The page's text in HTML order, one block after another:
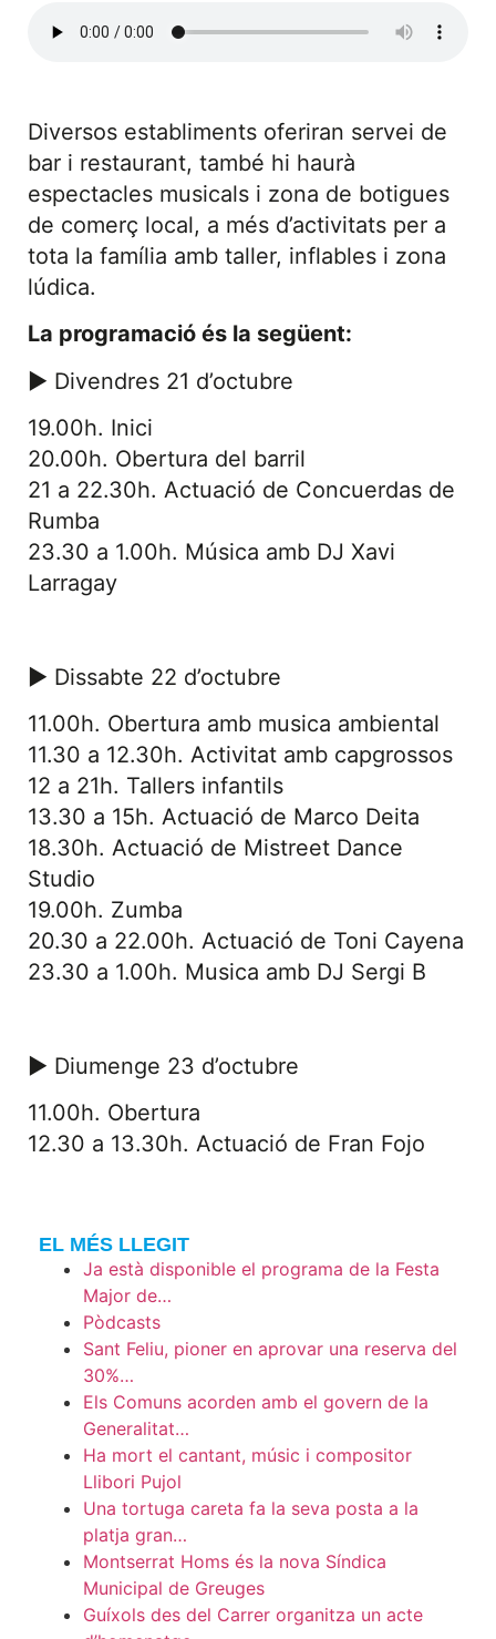
Diversos establiments oferiran servei de
bar i restaurant, també hi haurà
espectacles musicals i zona de botigues
de comerç local, a més d’activitats per a
tota la família amb taller, inflables i zona
lúdica.
La programació és la següent:
► Divendres 21 d’octubre
19.00h. Inici
20.00h. Obertura del barril
21 a 22.30h. Actuació de Concuerdas de
Rumba
23.30 a 1.00h. Música amb DJ Xavi
Larragay
► Dissabte 22 d’octubre
11.00h. Obertura amb musica ambiental
11.30 a 12.30h. Activitat amb capgrossos
12 a 21h. Tallers infantils
13.30 a 15h. Actuació de Marco Deita
18.30h. Actuació de Mistreet Dance
Studio
19.00h. Zumba
20.30 a 22.00h. Actuació de Toni Cayena
23.30 a 1.00h. Musica amb DJ Sergi B
► Diumenge 23 d’octubre
11.00h. Obertura
12.30 a 13.30h. Actuació de Fran Fojo
EL MÉS LLEGIT
Ja està disponible el programa de la Festa
Major de…
Pòdcasts
Sant Feliu, pioner en aprovar una reserva del
30%…
Els Comuns acorden amb el govern de la
Generalitat…
Ha mort el cantant, músic i compositor
Llibori Pujol
Una tortuga careta fa la seva posta a la
platja gran…
Montserrat Homs és la nova Síndica
Municipal de Greuges
Guíxols des del Carrer organitza un acte